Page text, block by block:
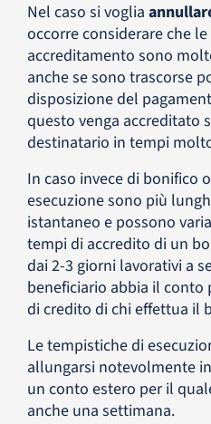
Nel caso si voglia
occorre considerare che
accreditamento sono
anche se sono trascorse
disposizione del
questo venga accreditato
destinatario in tempi
In caso invece di bonifico
esecuzione sono più
istantaneo e possono
tempi di accredito di un
dai 2-3 giorni lavorativi a
beneficiario abbia il
di credito di chi effettua il
Le tempistiche di
allungarsi notevolmente
un conto estero per il
anche una settimana.